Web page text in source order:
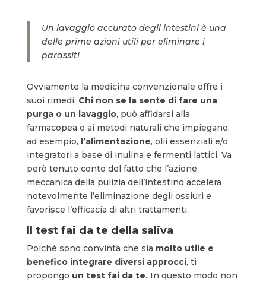
Un lavaggio accurato degli intestini è una
delle prime azioni utili per eliminare i
parassiti
Ovviamente la medicina convenzionale offre i
suoi rimedi. Chi non se la sente di fare una
purga o un lavaggio, può affidarsi alla
farmacopea o ai metodi naturali che impiegano,
ad esempio, l’alimentazione, olii essenziali e/o
integratori a base di inulina e fermenti lattici. Va
però tenuto conto del fatto che l’azione
meccanica della pulizia dell’intestino accelera
notevolmente l’eliminazione degli ossiuri e
favorisce l’efficacia di altri trattamenti.
Il test fai da te della saliva
Poiché sono convinta che sia molto utile e
benefico integrare diversi approcci, ti
propongo un test fai da te. In questo modo non